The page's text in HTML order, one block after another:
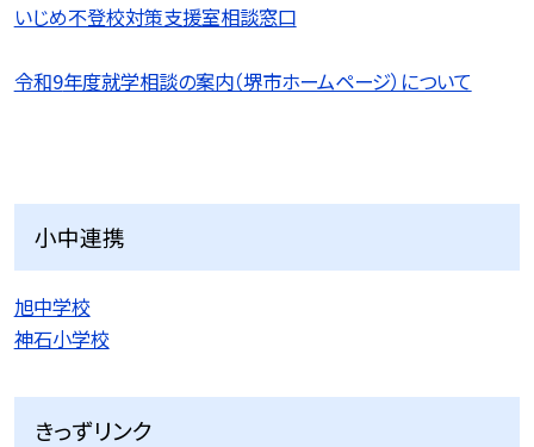
いじめ不登校対策支援室相談窓口
令和9年度就学相談の案内（堺市ホームページ）について
小中連携
旭中学校
神石小学校
きっずリンク